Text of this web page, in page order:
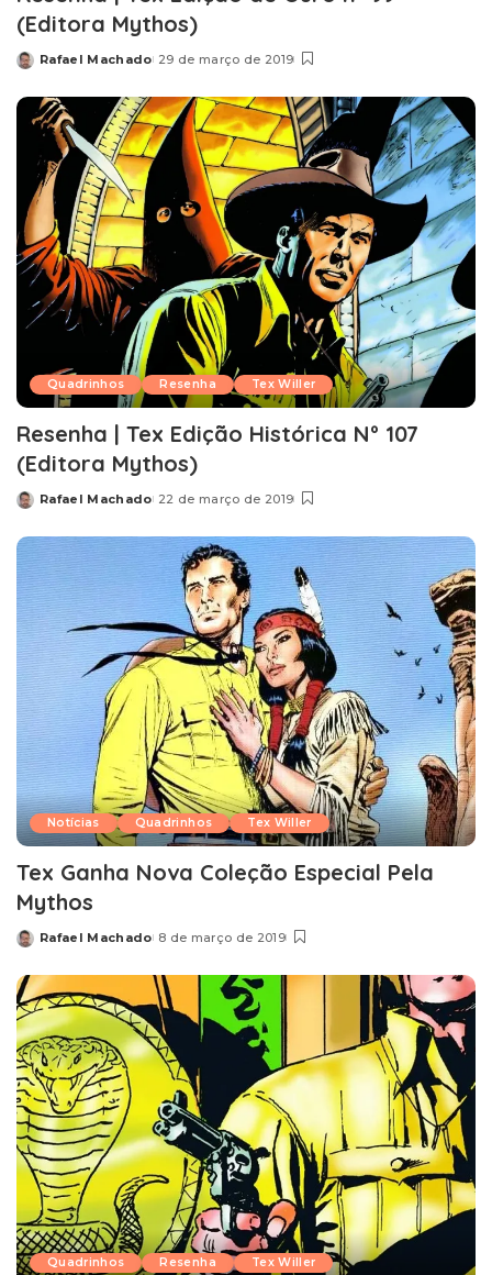
(Editora Mythos)
Posted
Rafael Machado 29 de março de 2019
Quadrinhos Resenha Tex Willer
Resenha | Tex Edição Histórica Nº 107
(Editora Mythos)
Posted
Rafael Machado 22 de março de 2019
Notícias Quadrinhos Tex Willer
Tex Ganha Nova Coleção Especial Pela
Mythos
Posted
Rafael Machado 8 de março de 2019
Quadrinhos Resenha Tex Willer